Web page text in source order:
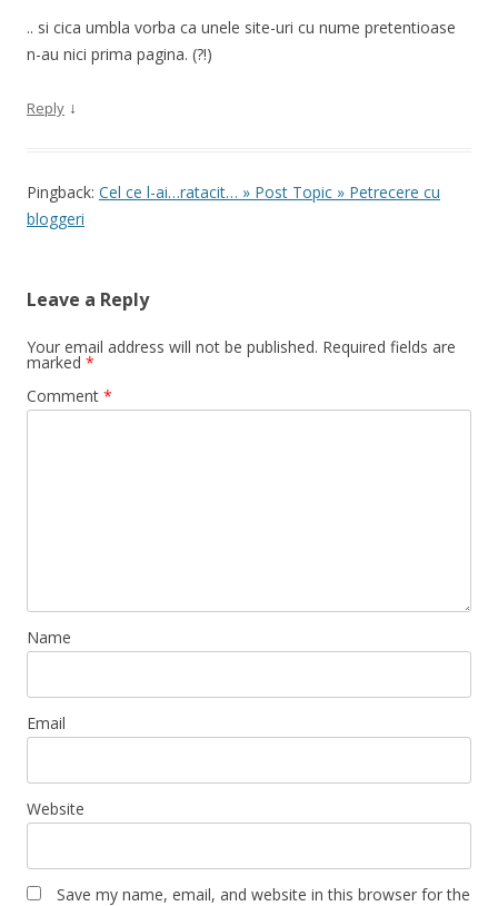
.. si cica umbla vorba ca unele site-uri cu nume pretentioase
n-au nici prima pagina. (?!)
Reply ↓
Pingback: Cel ce l-ai…ratacit… » Post Topic » Petrecere cu
bloggeri
Leave a Reply
Your email address will not be published. Required fields are
marked *
Comment *
Name
Email
Website
Save my name, email, and website in this browser for the